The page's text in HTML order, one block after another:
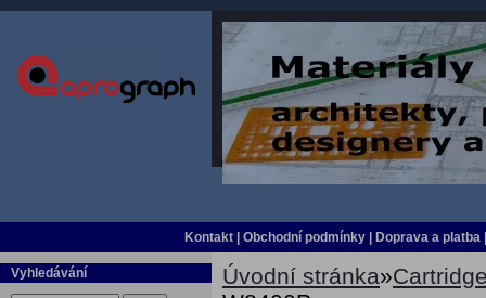
Kontakt Obchodní podmínky Doprava a platba
Vyhledávání Úvodní stránka»